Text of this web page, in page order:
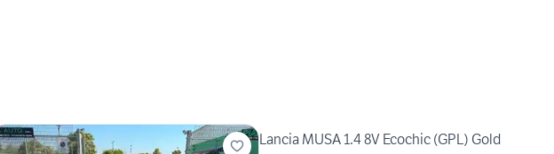
Lancia MUSA 1.4 8V Ecochic (GPL) Gold